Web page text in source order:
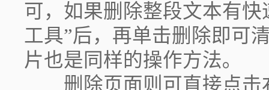
可，如果删除整段文本有
工具”后，再单击删除即可
片也是同样的操作方法｡
删除页面则可直接点击